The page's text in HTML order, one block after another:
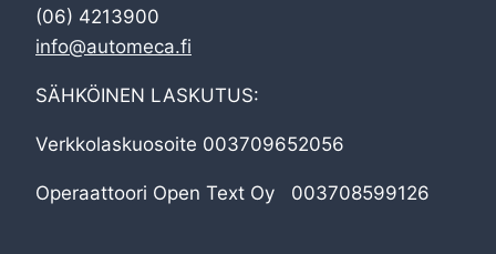
(06) 4213900
info@automeca.fi
SÄHKÖINEN LASKUTUS:
Verkkolaskuosoite 003709652056
Operaattoori Open Text Oy 003708599126